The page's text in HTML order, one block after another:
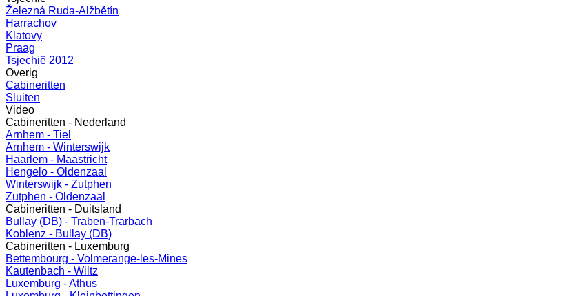
Železná Ruda-Alžbětín
Harrachov
Klatovy
Praag
Tsjechië 2012
Overig
Cabineritten
Sluiten
Video
Cabineritten - Nederland
Arnhem - Tiel
Arnhem - Winterswijk
Haarlem - Maastricht
Hengelo - Oldenzaal
Winterswijk - Zutphen
Zutphen - Oldenzaal
Cabineritten - Duitsland
Bullay (DB) - Traben-Trarbach
Koblenz - Bullay (DB)
Cabineritten - Luxemburg
Bettembourg - Volmerange-les-Mines
Kautenbach - Wiltz
Luxemburg - Athus